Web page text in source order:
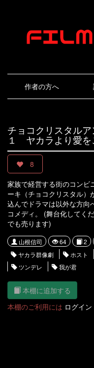
作者の方へ
チョコクリスタル
１ ヤカラより愛を
8
家族で経営する街のコンビ
ーキ（チョコクリスタル）
込んでドラマは以外な方向
コメディ。 (舞台化してく
でも売ります)
山根信司 64 2
ヤカラ群像劇
ホスト
ツンデレ
我が君
本棚に追加する
本棚のご利用には ログイン